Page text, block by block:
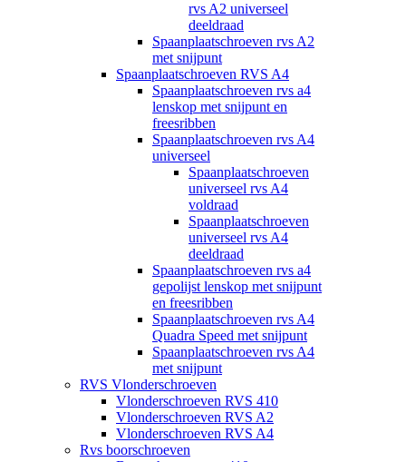
rvs A2 universeel
deeldraad
Spaanplaatschroeven rvs A2
met snijpunt
Spaanplaatschroeven RVS A4
Spaanplaatschroeven rvs a4
lenskop met snijpunt en
freesribben
Spaanplaatschroeven rvs A4
universeel
Spaanplaatschroeven
universeel rvs A4
voldraad
Spaanplaatschroeven
universeel rvs A4
deeldraad
Spaanplaatschroeven rvs a4
gepolijst lenskop met snijpunt
en freesribben
Spaanplaatschroeven rvs A4
Quadra Speed met snijpunt
Spaanplaatschroeven rvs A4
met snijpunt
RVS Vlonderschroeven
Vlonderschroeven RVS 410
Vlonderschroeven RVS A2
Vlonderschroeven RVS A4
Rvs boorschroeven